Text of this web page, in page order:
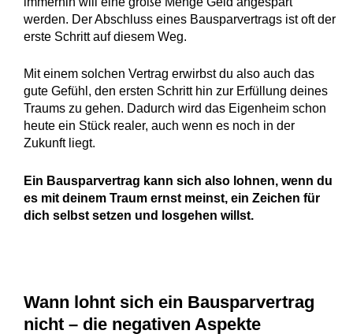
werden. Der Abschluss eines Bausparvertrags ist oft der
erste Schritt auf diesem Weg.
Mit einem solchen Vertrag erwirbst du also auch das
gute Gefühl, den ersten Schritt hin zur Erfüllung deines
Traums zu gehen. Dadurch wird das Eigenheim schon
heute ein Stück realer, auch wenn es noch in der
Zukunft liegt.
Ein Bausparvertrag kann sich also lohnen, wenn du
es mit deinem Traum ernst meinst, ein Zeichen für
dich selbst setzen und losgehen willst.
Wann lohnt sich ein Bausparvertrag
nicht – die negativen Aspekte